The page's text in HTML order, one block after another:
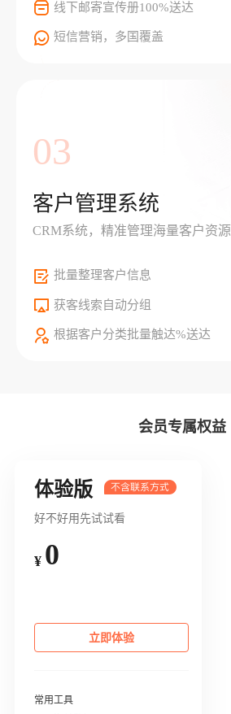
线下邮寄宣传册100%送达
短信营销，多国覆盖
03
客户管理系统
CRM系统，精准管理海量客户资源
批量整理客户信息
获客线索自动分组
根据客户分类批量触达%送达
会员专属权益
体验版
好不好用先试试看
¥ 0
立即体验
常用工具